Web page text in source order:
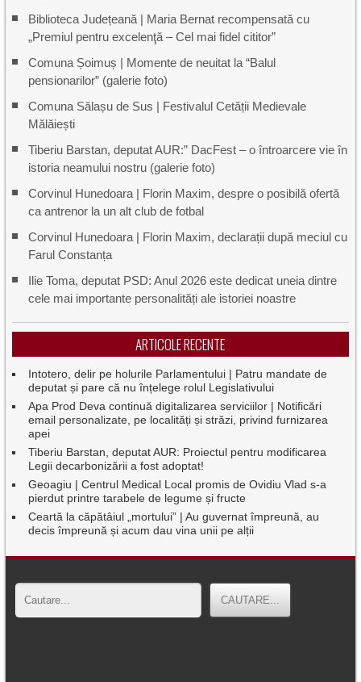
Biblioteca Județeană | Maria Bernat recompensată cu
„Premiul pentru excelenţă – Cel mai fidel cititor”
Comuna Șoimuș | Momente de neuitat la “Balul
pensionarilor” (galerie foto)
Comuna Sălașu de Sus | Festivalul Cetății Medievale
Mălăiești
Tiberiu Barstan, deputat AUR:” DacFest – o întroarcere vie în
istoria neamului nostru (galerie foto)
Corvinul Hunedoara | Florin Maxim, despre o posibilă ofertă
ca antrenor la un alt club de fotbal
Corvinul Hunedoara | Florin Maxim, declarații după meciul cu
Farul Constanța
Ilie Toma, deputat PSD: Anul 2026 este dedicat uneia dintre
cele mai importante personalități ale istoriei noastre
ARTICOLE RECENTE
Intotero, delir pe holurile Parlamentului | Patru mandate de
deputat și pare că nu înțelege rolul Legislativului
Apa Prod Deva continuă digitalizarea serviciilor | Notificări
email personalizate, pe localități și străzi, privind furnizarea
apei
Tiberiu Barstan, deputat AUR: Proiectul pentru modificarea
Legii decarbonizării a fost adoptat!
Geoagiu | Centrul Medical Local promis de Ovidiu Vlad s-a
pierdut printre tarabele de legume și fructe
Ceartă la căpătâiul „mortului” | Au guvernat împreună, au
decis împreună și acum dau vina unii pe alții